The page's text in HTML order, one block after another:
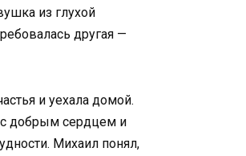
из глухой
другая —
и уехала домой.
с добрым сердцем и
Михаил понял,